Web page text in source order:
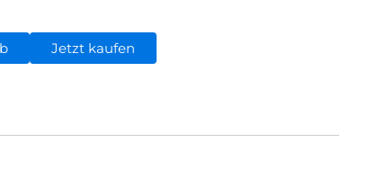
Jetzt kaufen